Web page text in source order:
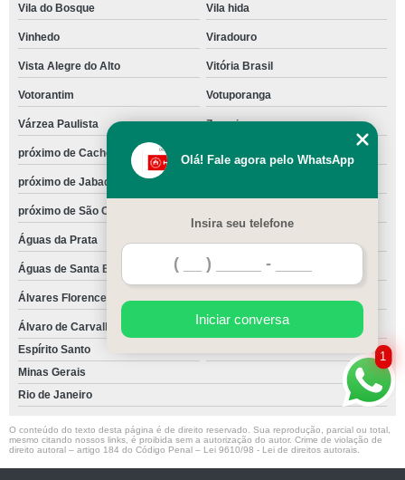
Vila do Bosque Vila hida
Vinhedo Viradouro
Vista Alegre do Alto Vitória Brasil
Votorantim Votuporanga
Várzea Paulista Zacarias
próximo de Cachoeirinha próximo de Casa Verde
próximo de Jabaquara
próximo de São Caetano do Sul
Águas da Prata Águas de Lindóia
Águas de Santa Bárbara Águas de São Pedro
Álvares Florence Álvares Machado
Álvaro de Carvalho
Óleo
Espírito Santo
Minas Gerais
Rio de Janeiro
O conteúdo do texto desta página é de direito reservado. Sua reprodução, parcial ou total,
mesmo citando nossos links, é proibida sem a autorização do autor. Crime de violação de
direito autoral – artigo 184 do Código Penal – Lei 9610/98 - Lei de direitos autorais
1
Olá! Fale agora pelo WhatsApp
Insira seu telefone
Iniciar conversa